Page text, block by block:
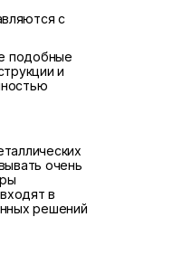
с
подобные
и
очень
в
решений